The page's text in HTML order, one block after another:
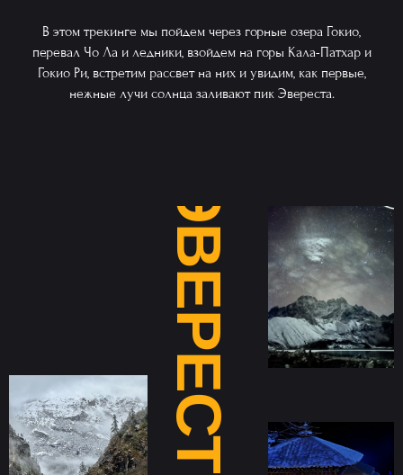
В этом трекинге мы пойдем через горные озера Гокио,
перевал Чо Ла и ледники, взойдем на горы Кала-Патхар и
Гокио Ри, встретим рассвет на них и увидим, как первые,
нежные лучи солнца заливают пик Эвереста.
ЭВЕРЕСТ